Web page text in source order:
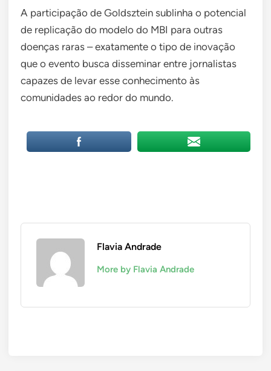
A participação de Goldsztein sublinha o potencial
de replicação do modelo do MBI para outras
doenças raras – exatamente o tipo de inovação
que o evento busca disseminar entre jornalistas
capazes de levar esse conhecimento às
comunidades ao redor do mundo.
Flavia Andrade
More by Flavia Andrade